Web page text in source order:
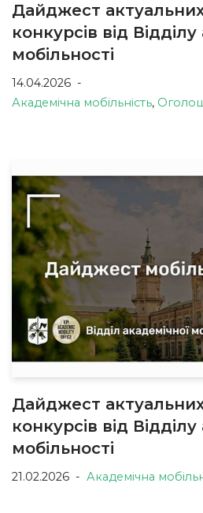
Дайджест
конкурсів від
мобільності
14.04.2026
Академічна мобільність,
Дайджест
конкурсів від
мобільності
21.02.2026 Академічна